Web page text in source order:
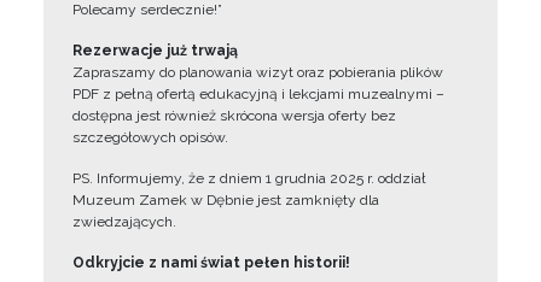
Polecamy serdecznie!”
Rezerwacje już trwają
Zapraszamy do planowania wizyt oraz pobierania plików
PDF z pełną ofertą edukacyjną i lekcjami muzealnymi –
dostępna jest również skrócona wersja oferty bez
szczegółowych opisów.
PS. Informujemy, że z dniem 1 grudnia 2025 r. oddział
Muzeum Zamek w Dębnie jest zamknięty dla
zwiedzających.
Odkryjcie z nami świat pełen historii!